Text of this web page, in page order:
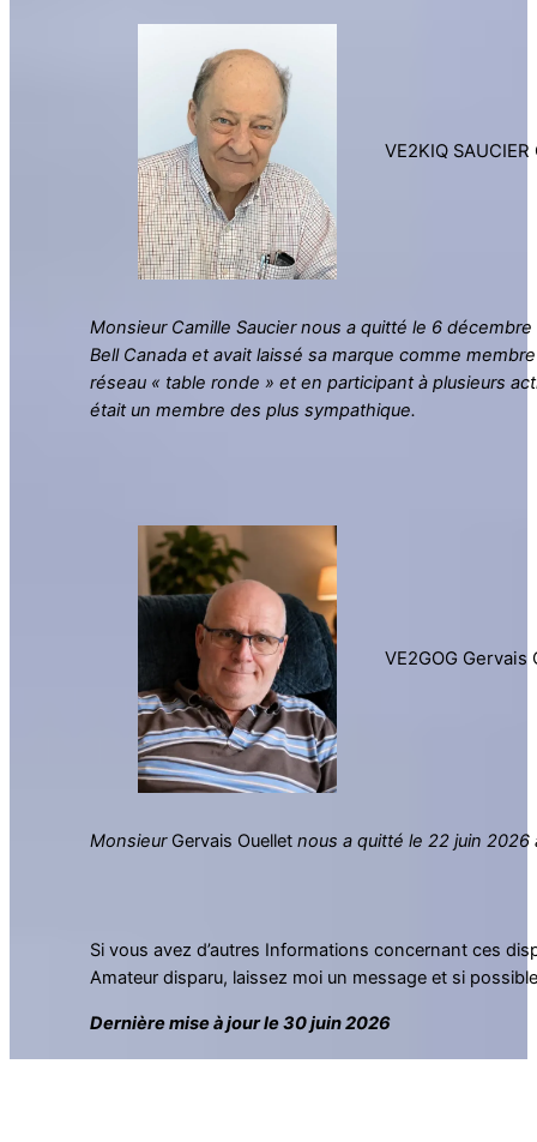
VE2KIQ
Monsieur Camille Saucier nous a quitté le 6
Bell Canada et avait laissé sa marque comme
réseau « table ronde » et en participant à plusieurs
était un membre des plus sympathique.
VE2GOG Gervais
Monsieur Gervais Ouellet nous a quitté le 22 juin 2026
Si vous avez d’autres Informations concernant ces
Amateur disparu, laissez moi un message et si
Dernière mise à jour le 30 juin 2026